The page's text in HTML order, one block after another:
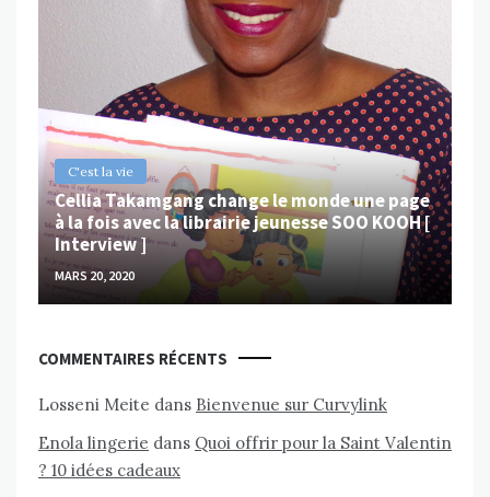
C'est la vie
Cellia Takamgang change le monde une page
à la fois avec la librairie jeunesse SOO KOOH [
Interview ]
MARS 20, 2020
COMMENTAIRES RÉCENTS
Losseni Meite dans Bienvenue sur Curvylink
Enola lingerie dans Quoi offrir pour la Saint Valentin
? 10 idées cadeaux